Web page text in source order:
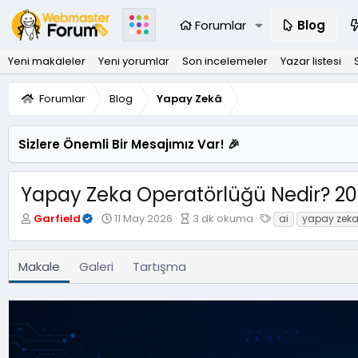
Forumlar Blog
Yeni makaleler Yeni yorumlar Son incelemeler Yazar listesi
Forumlar Blog Yapay Zekâ
Sizlere Önemli Bir Mesajımız Var! 🎉
Yapay Zeka Operatörlüğü Nedir?
Y
a
r
Garfield
Y
a
11 May 2026
M
o
3 dk okuma
E
l
ai yapay zeka
Makale Galeri Tartışma